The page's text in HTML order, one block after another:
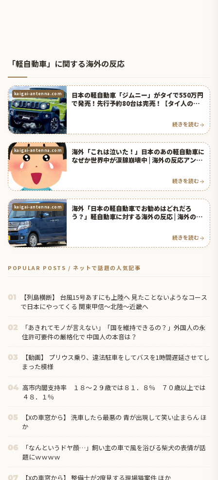
「軽自動車」に関する海外の反応
kaigai-antenna.com
日本の軽自動車「ジムニー」がタイで550万円
で発売！先行予約80台は完売！【タイ人の反
続きを読む
kaigai-antenna.com
海外「これは泣いた！」日本のあの軽自動車に
なぜか世界中が涙腺崩壊中 | 海外の反応アンテ
続きを読む
kaigai-antenna.com
海外「日本の軽自動車でお勧めはどれだろ
う？」軽自動車に対する海外の反応 | 海外の反
続きを読む
POPULAR POSTS / ネットで話題の人気記事
01
【列島横断】 台風15号あすにも上陸へ 見たことないようなコース
で日本にやってくる 関東甲信～北陸～近畿へ
02
「あきれてモノが言えない」「国を維持できるの？」外国人の永
住許可要件の厳格化で 中国人の本音は？
03
【動画】 プリウス乗り、違法駐車をしてバスを1時間遅延させてし
まった模様
04 高市内閣支持率 １８～２９歳では８１．８％ ７０歳以上では
４８．１％
05
【Xの車窓から】 洗車したら最悪の 青が出現して笑い止まらん ほ
か
06
「なんというドヤ顔…」飼い主の車で風を浴びる柴犬の表情が話
題にｗｗｗｗ
07 【Xの車窓から】 整備士が2度見する現場猫案件 ほか